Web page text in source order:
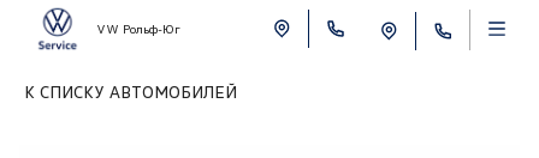
VW Рольф-Юг
К СПИСКУ АВТОМОБИЛЕЙ